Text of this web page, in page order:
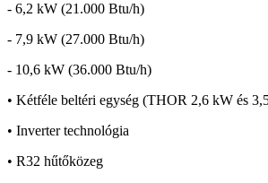
- 6,2 kW (21.000 Btu/h)
- 7,9 kW (27.000 Btu/h)
- 10,6 kW (36.000 Btu/h)
• Kétféle beltéri egység (THOR 2,6 kW és
• Inverter technológia
• R32 hűtőközeg